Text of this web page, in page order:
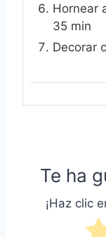
Hornear
35 min
Decorar
Te ha
¡Haz clic